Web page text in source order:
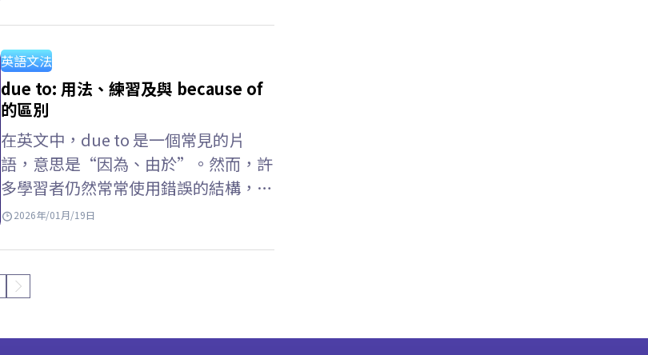
明吧。 過去簡單式是什麼？…
英語文法
due to: 用法、練習及與 because of
的區別
在英文中，due to 是一個常見的片
語，意思是“因為、由於”。然而，許
多學習者仍然常常使用錯誤的結構，或
混淆 because of 與 due to 的用法。
2026年/01月/19日